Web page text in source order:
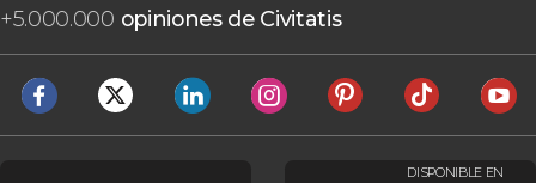
+5.000.000 opiniones de Civitatis
DISPONIBLE EN